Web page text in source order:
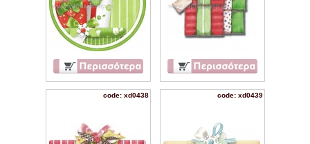
code: xd0438 code: xd0439